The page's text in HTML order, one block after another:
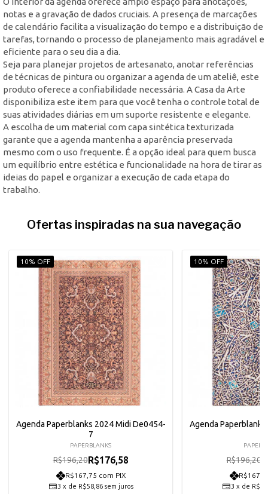
notas e a gravação de dados cruciais. A presença de marcações
de calendário facilita a visualização do tempo e a distribuição de
tarefas, tornando o processo de planejamento mais agradável e
eficiente para o seu dia a dia.
Seja para planejar projetos de artesanato, anotar referências
de técnicas de pintura ou organizar a agenda de um ateliê, este
produto oferece a confiabilidade necessária. A Casa da Arte
disponibiliza este item para que você tenha o controle total de
suas atividades diárias em um suporte resistente e elegante.
A escolha de um material com capa sintética texturizada
garante que a agenda mantenha a aparência preservada
mesmo com o uso frequente. É a opção ideal para quem busca
um equilíbrio entre estética e funcionalidade na hora de tirar as
ideias do papel e organizar a execução de cada etapa do
trabalho.
Ofertas inspiradas na sua navegação
10% OFF
Agenda Paperblanks 2024 Midi De0454-
7
PAPERBLANKS
R$196,20R$176,58
R$167,75 com PIX
3 x de R$58,86 sem juros
10% OFF
Agenda
R$196,20
3 x de